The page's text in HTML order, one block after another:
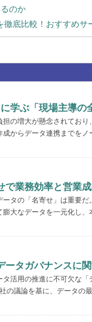
のか
徹底比較！おすすめ
学ぶ「現場主導の
の増大が懸念されてお
からデータ連携までを
で業務効率と営業
タの「名寄せ」は重要
大なデータを一元化し
タガバナンスに関
活用の推進に不可欠な
の議論を基に、データの